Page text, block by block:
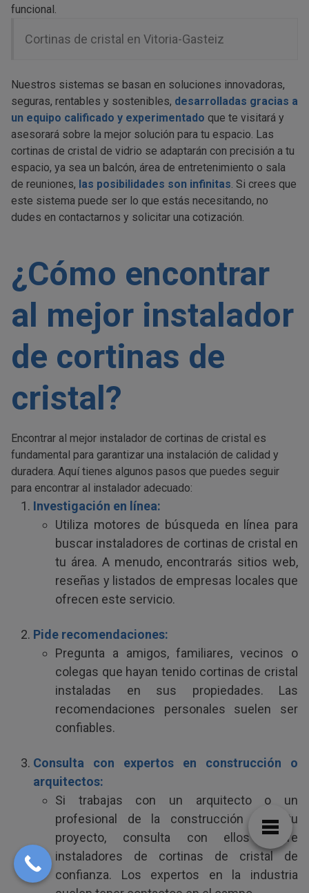
funcional.
Cortinas de cristal en Vitoria-Gasteiz
Nuestros sistemas se basan en soluciones innovadoras,
seguras, rentables y sostenibles, desarrolladas gracias a
un equipo calificado y experimentado que te visitará y
asesorará sobre la mejor solución para tu espacio. Las
cortinas de cristal de vidrio se adaptarán con precisión a tu
espacio, ya sea un balcón, área de entretenimiento o sala
de reuniones, las posibilidades son infinitas. Si crees que
este sistema puede ser lo que estás necesitando, no
dudes en contactarnos y solicitar una cotización.
¿Cómo encontrar
al mejor instalador
de cortinas de
cristal?
Encontrar al mejor instalador de cortinas de cristal es
fundamental para garantizar una instalación de calidad y
duradera. Aquí tienes algunos pasos que puedes seguir
para encontrar al instalador adecuado:
Investigación en línea:
Utiliza motores de búsqueda en línea para
buscar instaladores de cortinas de cristal en
tu área. A menudo, encontrarás sitios web,
reseñas y listados de empresas locales que
ofrecen este servicio.
Pide recomendaciones:
Pregunta a amigos, familiares, vecinos o
colegas que hayan tenido cortinas de cristal
instaladas en sus propiedades. Las
recomendaciones personales suelen ser
confiables.
Consulta con expertos en construcción o
arquitectos:
Si trabajas con un arquitecto o un
profesional de la construcción para tu
proyecto, consulta con ellos sobre
instaladores de cortinas de cristal de
confianza. Los expertos en la industria